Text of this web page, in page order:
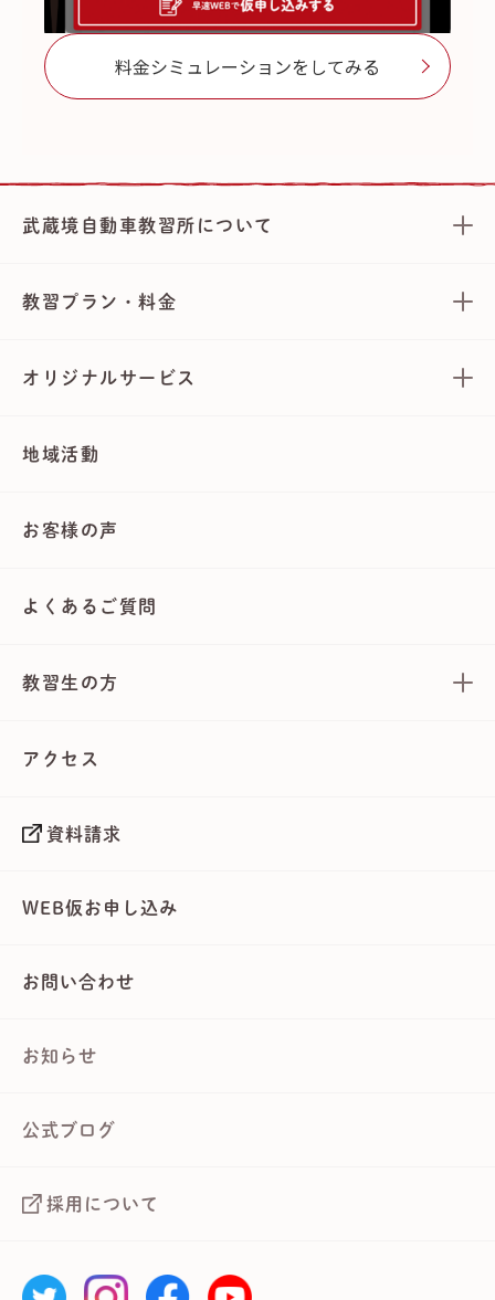
料金シミュレーションをしてみる
武蔵境自動車教習所について
教習プラン・料金
オリジナルサービス
地域活動
お客様の声
よくあるご質問
教習生の方
アクセス
資料請求
WEB仮お申し込み
お問い合わせ
お知らせ
公式ブログ
採用について